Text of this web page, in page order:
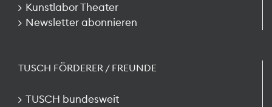
Kunstlabor Theater
Newsletter abonnieren
TUSCH FÖRDERER / FREUNDE
TUSCH bundesweit